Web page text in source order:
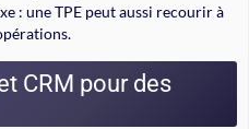
: une TPE peut aussi recourir à
CRM pour des